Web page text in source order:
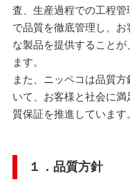
査、生産過程での工程
で品質を徹底管理し、
な製品を提供すること
ます。
また、ニッペコは品質
いて、お客様と社会に
質保証を推進しています
１．品質方針